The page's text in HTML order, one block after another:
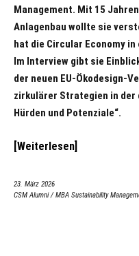
Management. Mit 15
Anlagenbau wollte sie
hat die Circular Economy
Im Interview gibt sie
der neuen EU-Ökodesign-
zirkulärer Strategien in der
Hürden und Potenziale“.
Weiterlesen
23. März 2026
CSM Alumni/MBA Sustainability